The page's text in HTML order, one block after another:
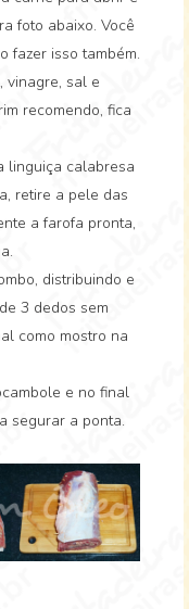
foto abaixo. Você
fazer isso também.
vinagre, sal e
recomendo, fica
linguiça calabresa
retire a pele das
a farofa pronta,
distribuindo e
3 dedos sem
como mostro na
e no final
segurar a ponta.